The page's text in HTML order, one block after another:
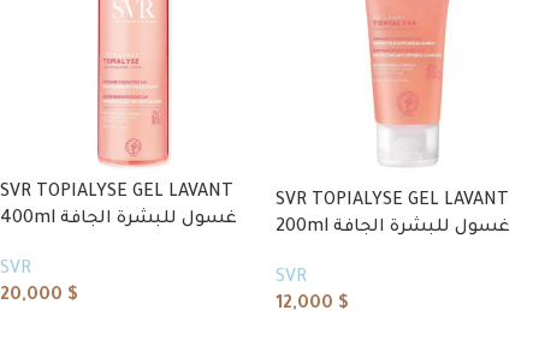
SVR TOPIALYSE GEL LAVANT
400ml غسول للبشرة الجافة
SVR
20,000 $
SVR TOPIALYSE GEL LAVANT
200ml غسول للبشرة الجافة
SVR
12,000 $